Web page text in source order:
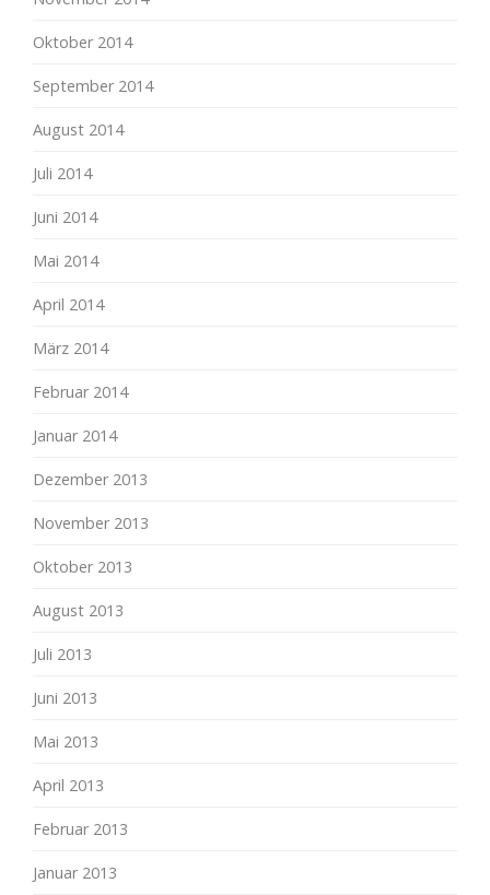
Oktober 2014
September 2014
August 2014
Juli 2014
Juni 2014
Mai 2014
April 2014
März 2014
Februar 2014
Januar 2014
Dezember 2013
November 2013
Oktober 2013
August 2013
Juli 2013
Juni 2013
Mai 2013
April 2013
Februar 2013
Januar 2013